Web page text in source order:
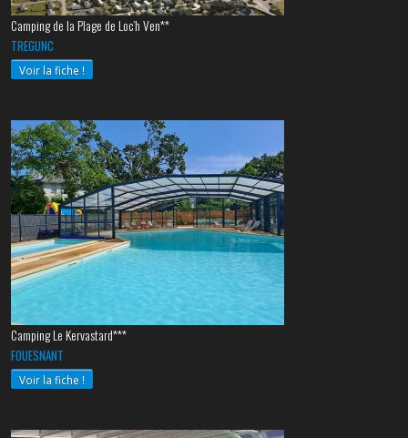
Camping de la Plage de Loc’h Ven**
TREGUNC
Voir la fiche !
Camping Le Kervastard***
FOUESNANT
Voir la fiche !